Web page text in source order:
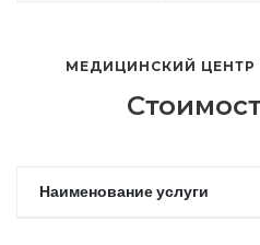
МЕДИЦИНСКИЙ
Наименование услуги